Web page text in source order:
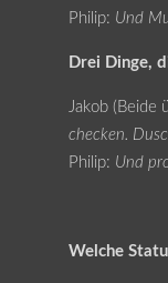
Philip: Und
Drei Dinge,
Jakob (Beide
checken.
Philip: Und
Welche